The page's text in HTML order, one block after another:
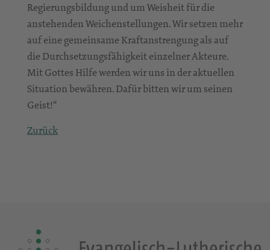
Regierungsbildung und um Weisheit für die
anstehenden Weichenstellungen. Wir setzen mehr
auf eine gemeinsame Kraftanstrengung als auf
die Durchsetzungsfähigkeit einzelner Akteure.
Mit Gottes Hilfe werden wir uns in der aktuellen
Situation bewähren. Dafür bitten wir um seinen
Geist!“
Zurück